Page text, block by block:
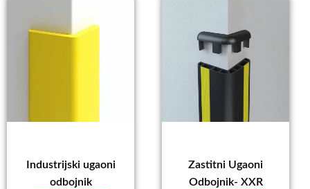
Industrijski ugaoni
odbojnik
Zastitni Ugaoni
Odbojnik- XXR